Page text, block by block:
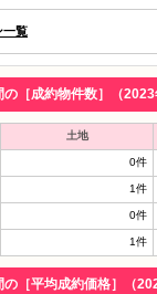
一覧
［成約物件数］（2023
土地
0件
1件
0件
1件
［平均成約価格］（